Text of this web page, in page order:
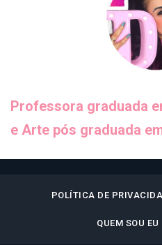
Professora graduada
e Arte pós graduada
POLÍTICA DE
QUEM SOU EU